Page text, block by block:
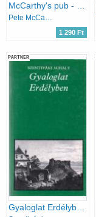
McCarthy's pub - Kalandok Írországban és legjobb kocsmáiban
Pete McCarthy
1 290 Ft
PARTNER